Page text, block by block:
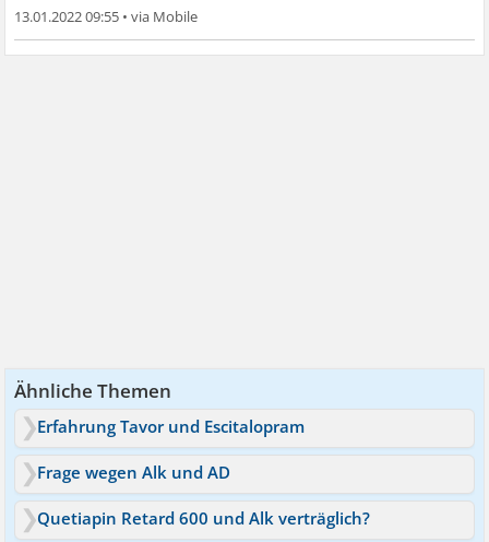
13.01.2022 09:55 •
Ähnliche Themen
Erfahrung Tavor und Escitalopram
Frage wegen Alk und AD
Quetiapin Retard 600 und Alk verträglich?